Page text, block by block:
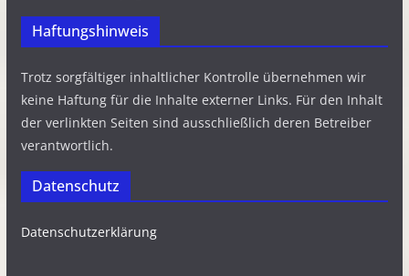
Haftungshinweis
Trotz sorgfältiger inhaltlicher Kontrolle übernehmen wir
keine Haftung für die Inhalte externer Links. Für den Inhalt
der verlinkten Seiten sind ausschließlich deren Betreiber
verantwortlich.
Datenschutz
Datenschutzerklärung